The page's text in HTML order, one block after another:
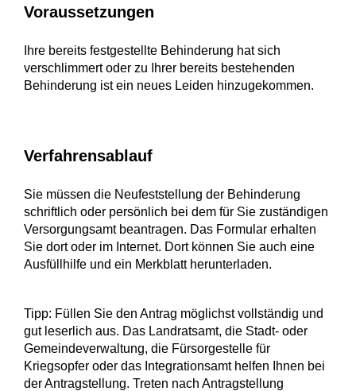
Voraussetzungen
Ihre bereits festgestellte Behinderung hat sich
verschlimmert oder zu Ihrer bereits bestehenden
Behinderung ist ein neues Leiden hinzugekommen.
Verfahrensablauf
Sie müssen die Neufeststellung der Behinderung
schriftlich oder persönlich bei dem für Sie zuständigen
Versorgungsamt beantragen. Das Formular erhalten
Sie dort oder im Internet. Dort können Sie auch eine
Ausfüllhilfe und ein Merkblatt herunterladen.
Tipp: Füllen Sie den Antrag möglichst vollständig und
gut leserlich aus. Das Landratsamt, die Stadt- oder
Gemeindeverwaltung, die Fürsorgestelle für
Kriegsopfer oder das Integrationsamt helfen Ihnen bei
der Antragstellung. Treten nach Antragstellung